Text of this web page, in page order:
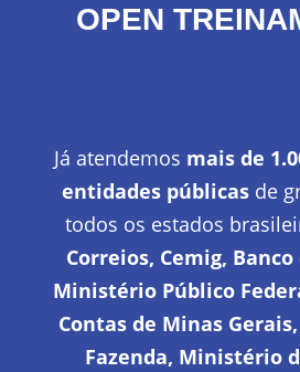
OPEN
Já atendemos mais de
entidades públicasde
todos os estados
Correios, Cemig,
Ministério Público
Contas de Minas
Fazenda, Ministério